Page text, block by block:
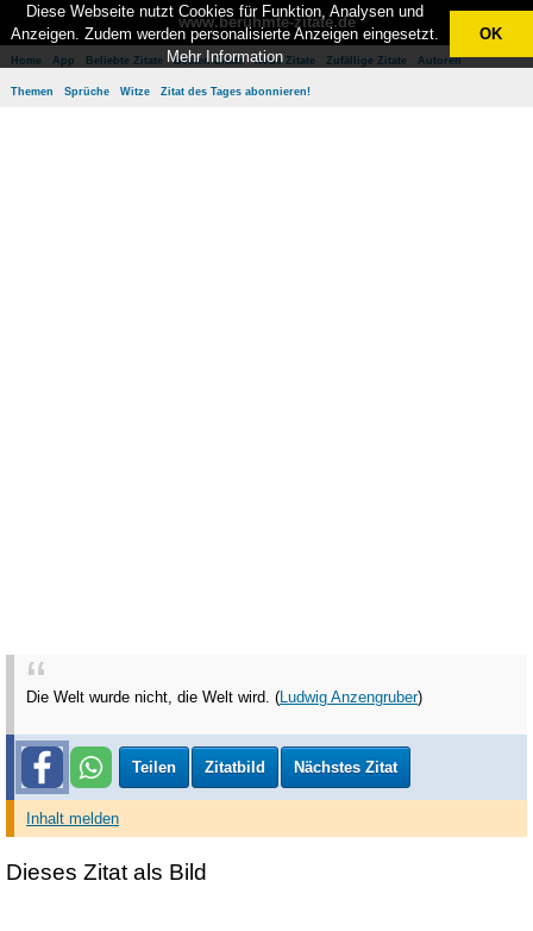
www.berühmte-zitate.de
Home App Beliebte Zitate Besten Zitate Neue Zitate Zufällige Zitate Autoren
Themen Sprüche Witze Zitat des Tages abonnieren!
Die Welt wurde nicht, die Welt wird. (Ludwig Anzengruber)
Teilen Zitatbild Nächstes Zitat
Inhalt melden
Dieses Zitat als Bild
Diese Webseite nutzt Cookies für Funktion, Analysen und
Anzeigen. Zudem werden personalisierte Anzeigen eingesetzt.
Mehr Information
OK